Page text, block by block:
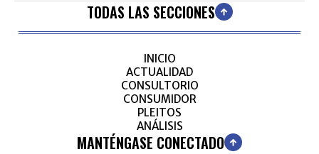
TODAS LAS SECCIONES
INICIO
ACTUALIDAD
CONSULTORIO
CONSUMIDOR
PLEITOS
ANÁLISIS
MANTÉNGASE CONECTADO